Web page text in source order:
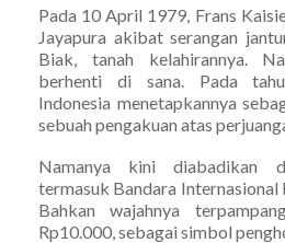
Pada 10 April 1979, Frans
Jayapura akibat serangan
Biak, tanah kelahirannya.
berhenti di sana. Pada
Indonesia menetapkannya
sebuah pengakuan atas
Namanya kini diabadikan
termasuk Bandara Internasional
Bahkan wajahnya
Rp10.000, sebagai simbol